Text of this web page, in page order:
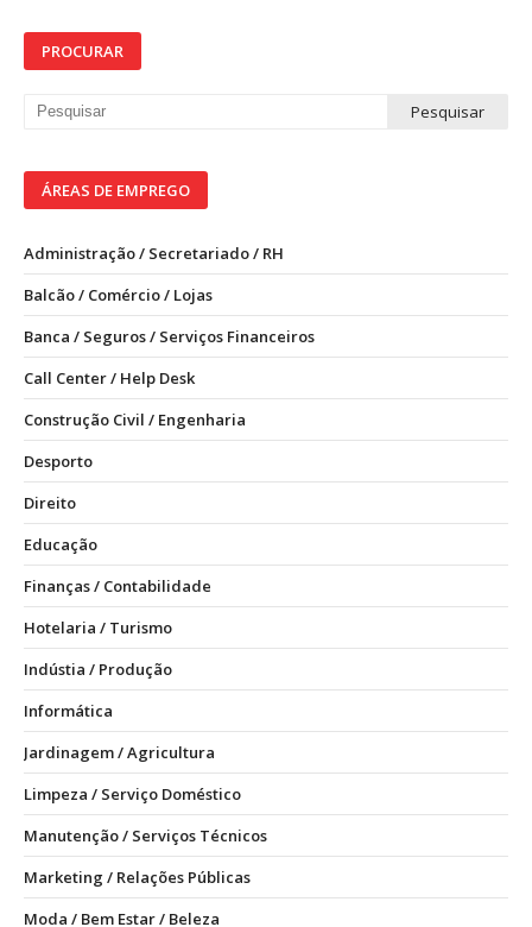
PROCURAR
ÁREAS DE EMPREGO
Administração / Secretariado / RH
Balcão / Comércio / Lojas
Banca / Seguros / Serviços Financeiros
Call Center / Help Desk
Construção Civil / Engenharia
Desporto
Direito
Educação
Finanças / Contabilidade
Hotelaria / Turismo
Indústia / Produção
Informática
Jardinagem / Agricultura
Limpeza / Serviço Doméstico
Manutenção / Serviços Técnicos
Marketing / Relações Públicas
Moda / Bem Estar / Beleza